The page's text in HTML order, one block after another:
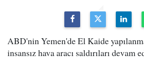
ABD'nin Yemen'de El Kaide
insansız hava aracı saldırıları devam